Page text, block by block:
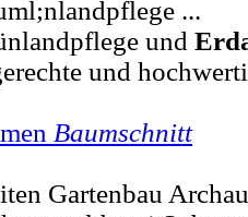
...
und
und
Baumschnitt
Gartenbau